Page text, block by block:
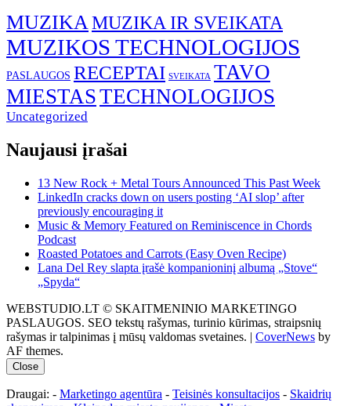
MUZIKA MUZIKA IR SVEIKATA
MUZIKOS TECHNOLOGIJOS
PASLAUGOS RECEPTAI SVEIKATA TAVO
MIESTASTECHNOLOGIJOS
Uncategorized
Naujausi įrašai
13 New Rock + Metal Tours Announced This Past Week
LinkedIn cracks down on users posting ‘AI slop’ after
previously encouraging it
Music & Memory Featured on Reminiscence in Chords
Podcast
Roasted Potatoes and Carrots (Easy Oven Recipe)
Lana Del Rey slapta įrašė kompanioninį albumą „Stove“
„Spyda“
WEBSTUDIO.LT © SKAITMENINIO MARKETINGO
PASLAUGOS. SEO tekstų rašymas, turinio kūrimas, straipsnių
rašymas ir talpinimas į mūsų valdomas svetaines. | CoverNews by
AF themes.
Close
Draugai: - Marketingo agentūra - Teisinės konsultacijos - Skaidrių